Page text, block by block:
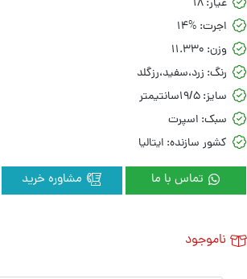
عیار: 18
اجرت: 14%
وزن: 11.330
رنگ: زرد،سفید،رزگلد
سایز: 19/5سانتیمتر
سبک: اسپرت
کشور سازنده: ایتالیا
تماس با ما
ناموجود